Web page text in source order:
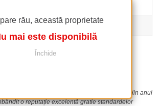
rău, această proprietate
mai este disponibilă
Închide
Nu
cu pasiune din 2006!
în industria imobiliară din România inca din anul
o reputație excelentă gratie standardelor